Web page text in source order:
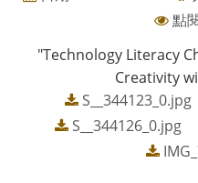
點
"Technology Literacy
Creativity
S__344123_0.jpg
S__344126_0.jpg